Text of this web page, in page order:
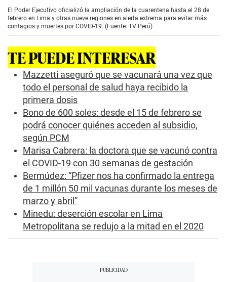
e
c
o
s
o
El Poder Ejecutivo oficializó la ampliación de la cuarentena hasta el 28 de
febrero en Lima y otras nueve regiones en alerta extrema para evitar más
contagios y muertes por COVID-19. (Fuente: TV Perú)
TE PUEDE INTERESAR
Mazzetti aseguró que se vacunará una vez que
todo el personal de salud haya recibido la
primera dosis
Bono de 600 soles: desde el 15 de febrero se
podrá conocer quiénes acceden al subsidio,
según PCM
Marisa Cabrera: la doctora que se vacunó contra
el COVID-19 con 30 semanas de gestación
Bermúdez: “Pfizer nos ha confirmado la entrega
de 1 millón 50 mil vacunas durante los meses de
marzo y abril”
Minedu: deserción escolar en Lima
Metropolitana se redujo a la mitad en el 2020